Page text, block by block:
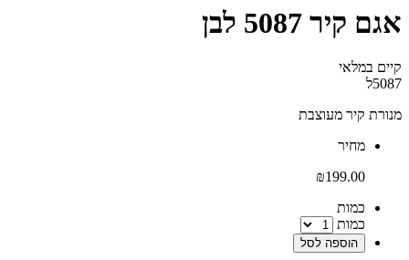
אגם קיר 5087 לבן
קיים במלאי‬
5087ל
מנורת קיר מעוצבת
‫מחיר‬
₪199.00
‫כמות‬
כמות
הוספה לסל